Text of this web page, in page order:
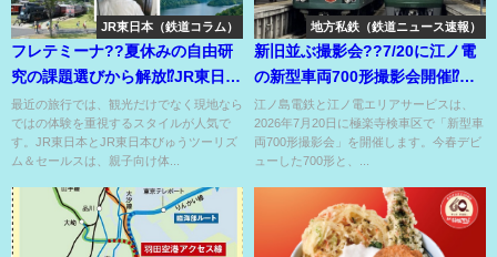
JR東日本（鉄道コラム）
フレテミーナ??夏休みの自由研
究の課題選びから解放⁉JR東日本
の親子で体験ツアー⁉
最近の旅行では、観光だけでなく現地なら
ではの体験を重視するスタイルが人気で
す。JR東日本とJR東日本びゅうツーリズ
ム＆セールスは、親子向け体...
地方私鉄（鉄道ニュース速報）
新旧並ぶ撮影会??7/20に江ノ電
の新型車両700形撮影会開催⁉
1001号と並ぶ⁉
江ノ島電鉄と江ノ電エリアサービスは、
2026年7月20日に極楽寺検車区で「新型車
両700形撮影会」を開催します。今春デビ
ューした700形と、...